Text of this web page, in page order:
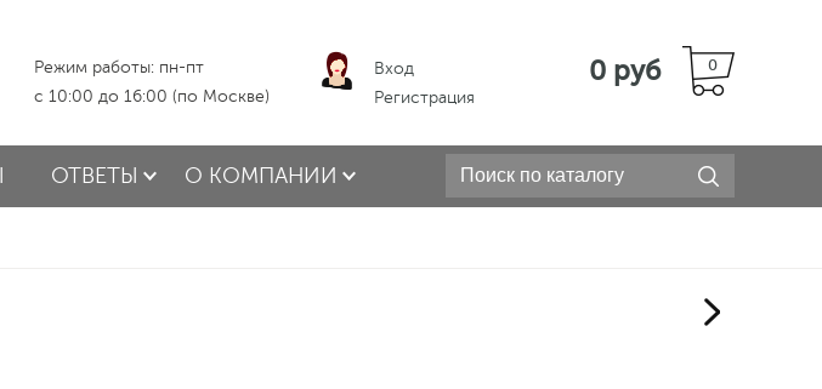
Режим работы: пн-пт
с 10:00 до 16:00 (по Москве)
Вход
Регистрация
0
0 руб
ОТВЕТЫ О КОМПАНИИ